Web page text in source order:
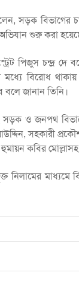
বলেন, সড়ক
শুরু করা
পিজুস চন্দ্র
বিরোধ
বলে জানান তিনি।
ও জনপথ
সহকারী
কবির মোল্লাসহ
নিলামের